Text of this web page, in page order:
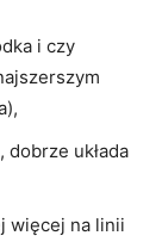
i czy
dobrze układa
więcej na linii